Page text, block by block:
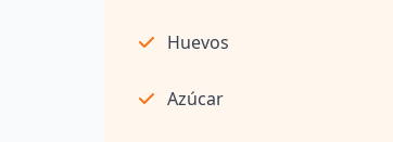
Huevos
Azúcar